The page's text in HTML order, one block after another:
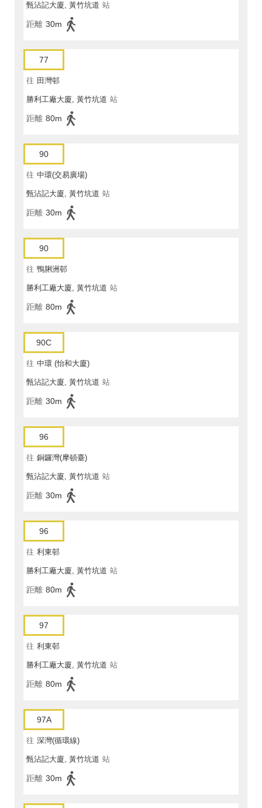
甄沾記大廈, 黃竹坑道 站
距離 30m
77
往 田灣邨
勝利工廠大廈, 黃竹坑道 站
距離 80m
90
往 中環(交易廣場)
甄沾記大廈, 黃竹坑道 站
距離 30m
90
往 鴨脷洲邨
勝利工廠大廈, 黃竹坑道 站
距離 80m
90C
往 中環 (怡和大廈)
甄沾記大廈, 黃竹坑道 站
距離 30m
96
往 銅鑼灣(摩頓臺)
甄沾記大廈, 黃竹坑道 站
距離 30m
96
往 利東邨
勝利工廠大廈, 黃竹坑道 站
距離 80m
97
往 利東邨
勝利工廠大廈, 黃竹坑道 站
距離 80m
97A
往 深灣(循環線)
甄沾記大廈, 黃竹坑道 站
距離 30m